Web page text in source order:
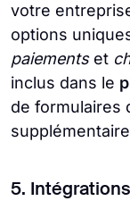
votre
options
paiementset
inclus dans le
de formulaires
5. Intégrations